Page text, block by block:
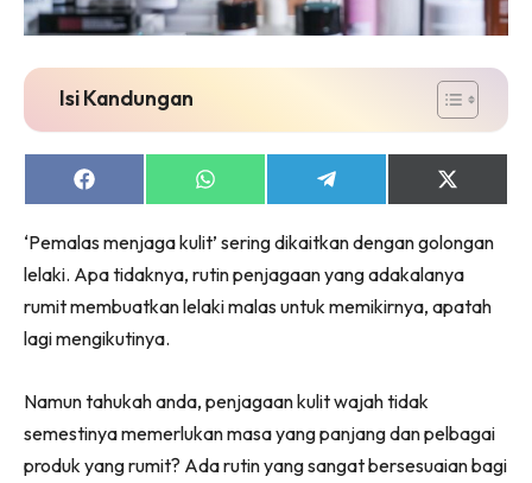
Isi Kandungan
Share
on
Share
on
Share
on
Share
on
(Twitter)
‘Pemalas menjaga kulit’ sering dikaitkan dengan golongan
lelaki. Apa tidaknya, rutin penjagaan yang adakalanya
rumit membuatkan lelaki malas untuk memikirnya, apatah
lagi mengikutinya.
Namun tahukah anda, penjagaan kulit wajah tidak
semestinya memerlukan masa yang panjang dan pelbagai
produk yang rumit? Ada rutin yang sangat bersesuaian bagi